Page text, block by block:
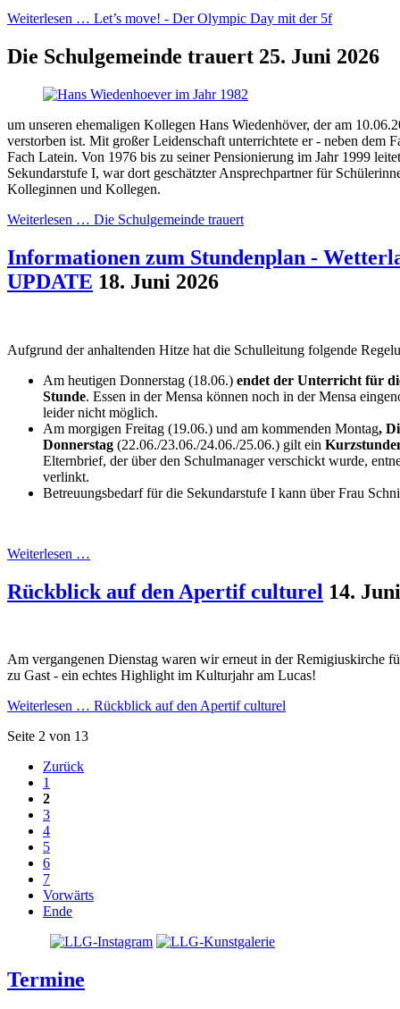
Weiterlesen … Let’s move! - Der Olympic Day mit der 5f
Die Schulgemeinde trauert 25. Juni 2026
um unseren ehemaligen Kollegen Hans Wiedenhöver, der am
verstorben ist. Mit großer Leidenschaft unterrichtete er - neben dem
Fach Latein. Von 1976 bis zu seiner Pensionierung im Jahr 1999
Sekundarstufe I, war dort geschätzter Ansprechpartner für
Kolleginnen und Kollegen.
Weiterlesen … Die Schulgemeinde trauert
Informationen zum Stundenplan -
UPDATE 18. Juni 2026
Aufgrund der anhaltenden Hitze hat die Schulleitung folgende
Am heutigen Donnerstag (18.06.) endet der Unterricht für
Stunde. Essen in der Mensa können noch in der Mensa
leider nicht möglich.
Am morgigen Freitag (19.06.) und am kommenden Montag,
Donnerstag (22.06./23.06./24.06./25.06.) gilt ein
Elternbrief, der über den Schulmanager verschickt wurde,
verlinkt.
Betreuungsbedarf für die Sekundarstufe I kann über Frau
Weiterlesen …
Rückblick auf den Apertif culturel 14.
Am vergangenen Dienstag waren wir erneut in der Remigiuskirche
zu Gast - ein echtes Highlight im Kulturjahr am Lucas!
Weiterlesen … Rückblick auf den Apertif culturel
Seite 2 von 13
Zurück
1
2
3
4
5
6
7
Vorwärts
Ende
Termine